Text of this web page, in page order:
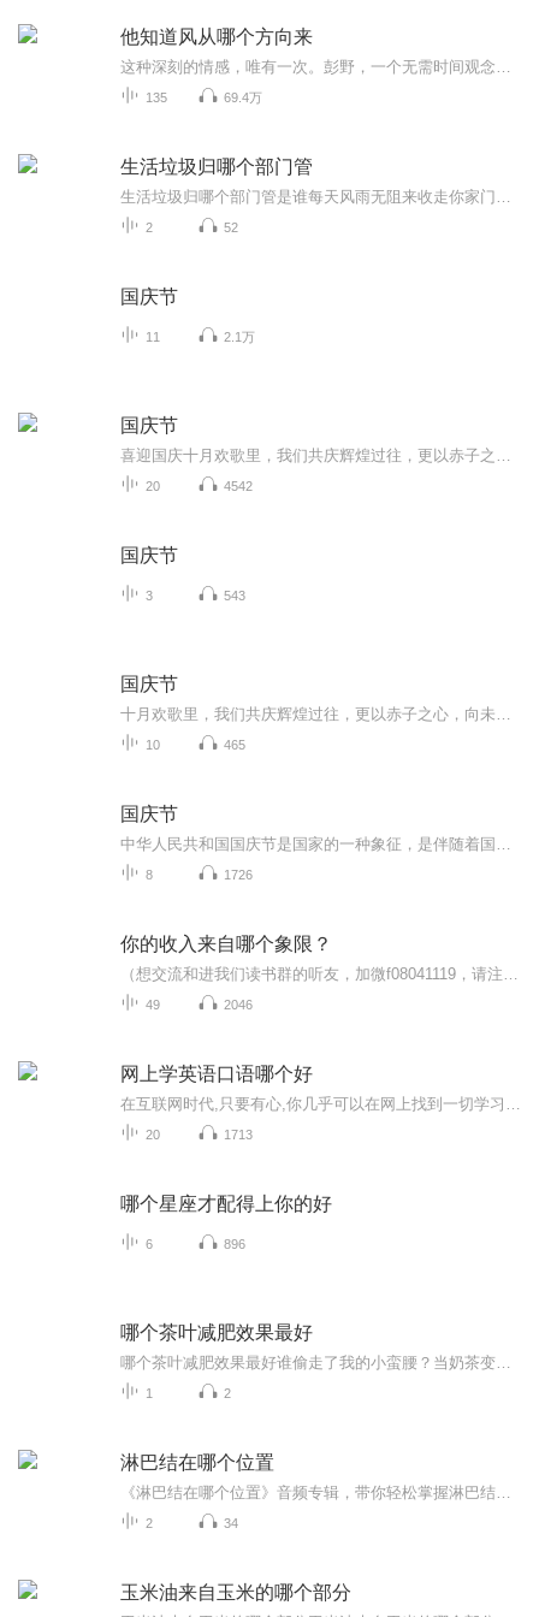
他知道风从哪个方向来
135 69.4万
生活垃圾归哪个部门管
2 52
国庆节
11 2.1万
国庆节
20 4542
国庆节
3 543
国庆节
10 465
国庆节
8 1726
你的收入来自哪个象限？
49 2046
网上学英语口语哪个好
20 1713
哪个星座才配得上你的好
6 896
哪个茶叶减肥效果最好
1 2
淋巴结在哪个位置
2 34
玉米油来自玉米的哪个部分